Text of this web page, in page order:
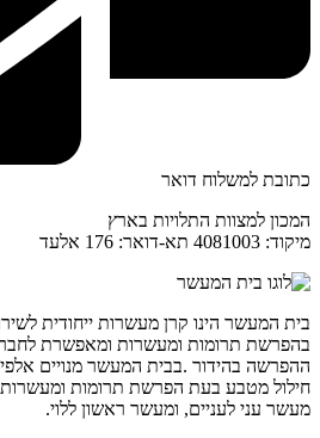
כתובת למשלוח דואר
המכון למצוות התלויות בארץ
מיקוד: 4081003 תא-דואר: 176 אלעד
בית המעשר הינו קרן מעשרות ייחודית
בהפרשת תרומות ומעשרות ומאפשרת
ההפרשה בהידור .בבית המעשר מנויים
חילול מטבע בעת הפרשת תרומות ומעשרות
מעשר עני לעניים, ומעשר ראשון ללוי.